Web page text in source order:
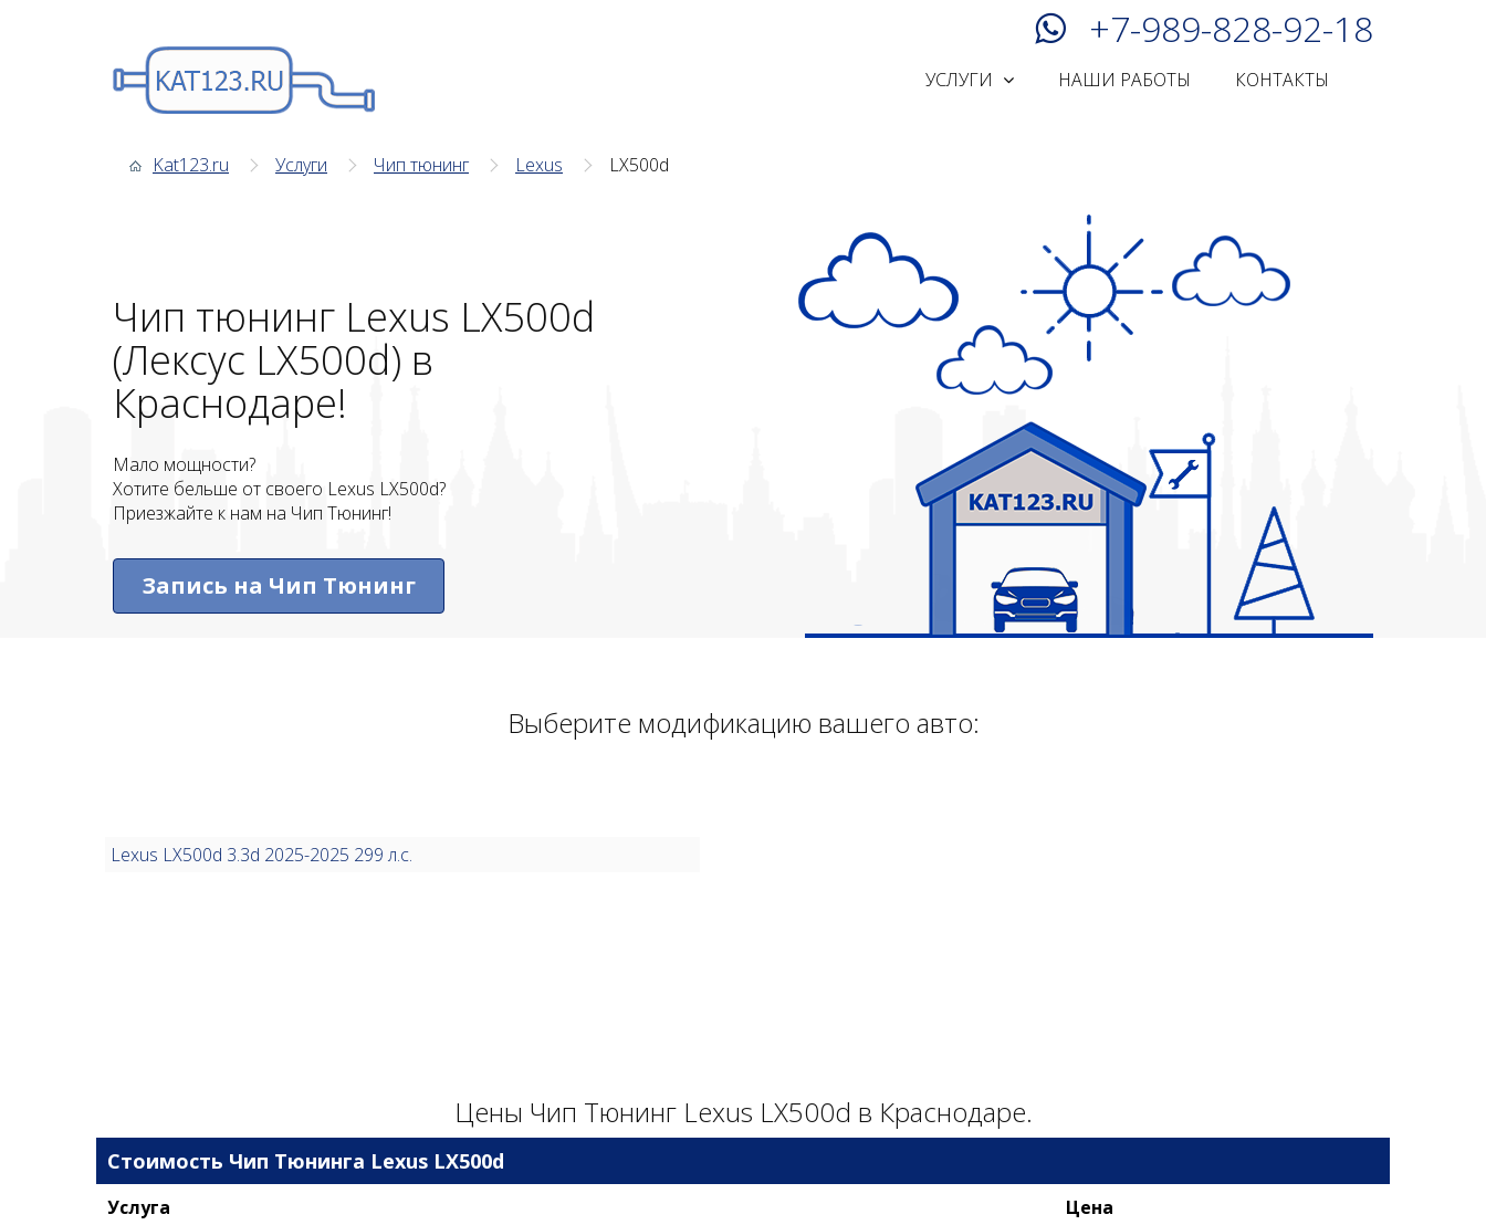
+7-989-828-92-18
УСЛУГИ НАШИ РАБОТЫ КОНТАКТЫ
Kat123.ru Услуги Чип тюнинг Lexus LX500d
Чип тюнинг Lexus LX500d
(Лексус LX500d) в
Краснодаре!
Мало мощности?
Хотите бельше от своего Lexus LX500d?
Приезжайте к нам на Чип Тюнинг!
Запись на Чип Тюнинг
Выберите модификацию вашего авто:
Lexus LX500d 3.3d 2025-2025 299 л.с.
Цены Чип Тюнинг Lexus LX500d в Краснодаре.
Стоимость Чип Тюнинга Lexus LX500d
Услуга Цена